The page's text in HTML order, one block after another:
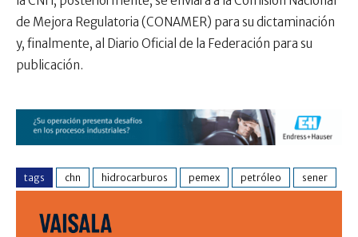
de Mejora Regulatoria (CONAMER) para su dictaminación
y, finalmente, al Diario Oficial de la Federación para su
publicación.
tags chn hidrocarburos pemex petróleo sener